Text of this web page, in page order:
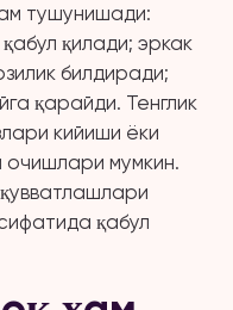
тушунишади:
қилади; эркак
билдиради;
қарайди. Тенглик
кийиши ёки
очишлари мумкин.
қабул